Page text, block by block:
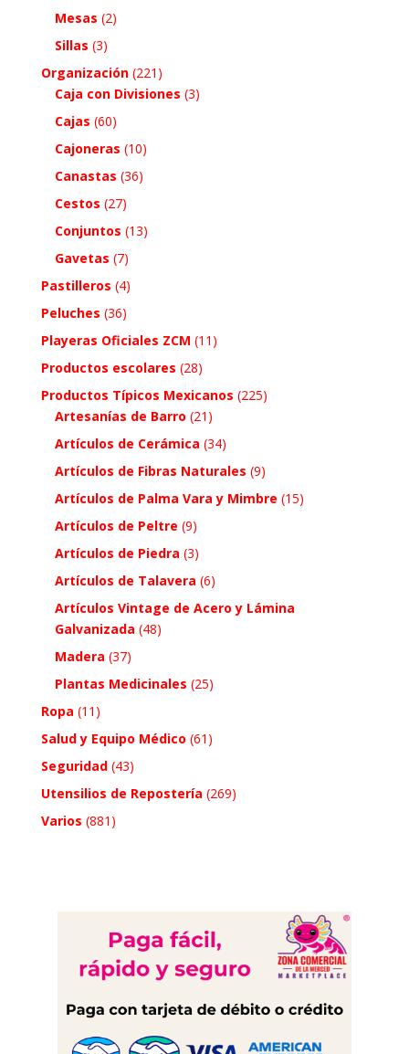
Mesas (2)
Sillas (3)
Organización (221)
Caja con Divisiones (3)
Cajas (60)
Cajoneras (10)
Canastas (36)
Cestos (27)
Conjuntos (13)
Gavetas (7)
Pastilleros (4)
Peluches (36)
Playeras Oficiales ZCM (11)
Productos escolares (28)
Productos Típicos Mexicanos (225)
Artesanías de Barro (21)
Artículos de Cerámica (34)
Artículos de Fibras Naturales (9)
Artículos de Palma Vara y Mimbre (15)
Artículos de Peltre (9)
Artículos de Piedra (3)
Artículos de Talavera (6)
Artículos Vintage de Acero y Lámina
Galvanizada (48)
Madera (37)
Plantas Medicinales (25)
Ropa (11)
Salud y Equipo Médico (61)
Seguridad (43)
Utensilios de Repostería (269)
Varios (881)